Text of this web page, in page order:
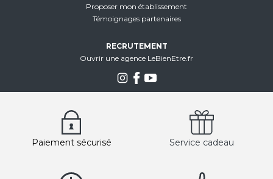
Proposer mon établissement
Témoignages partenaires
RECRUTEMENT
Ouvrir une agence LeBienEtre.fr
Paiement sécurisé Service cadeau